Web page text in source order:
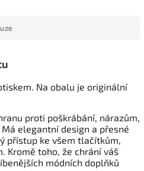
Na obalu je originální
proti poškrábání, nárazům,
elegantní design a přesné
přístup ke všem tlačítkům,
Kromě toho, že chrání váš
módních doplňků